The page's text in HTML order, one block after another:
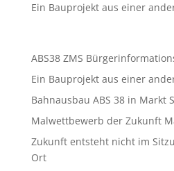
Ein Bauprojekt aus einer
ABS38 ZMS
Ein Bauprojekt aus einer
Bahnausbau ABS 38 in Markt
Malwettbewerb der Zukunft
Zukunft entsteht nicht im
Ort